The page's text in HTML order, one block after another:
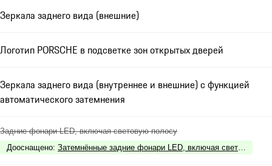
Зеркала заднего вида (внешние)
Логотип PORSCHE в подсветке зон открытых дверей
Зеркала заднего вида (внутреннее и внешние) с функцией
автоматического затемнения
Задние фонари LED, включая световую полосу
Дооснащено: Затемнённые задние фонари LED, включая световую